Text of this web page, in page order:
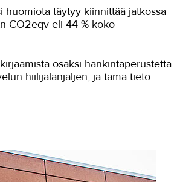
huomiota täytyy kiinnittää jatkossa
CO2eqv eli 44 % koko
osaksi hankintaperustetta.
hiilijalanjäljen, ja tämä tieto